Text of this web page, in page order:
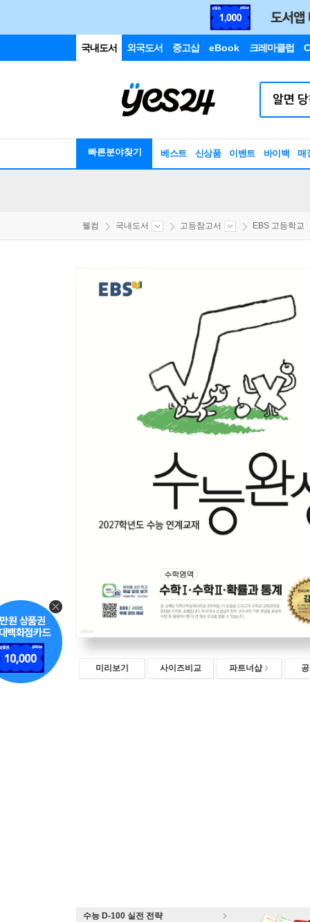
국내도서 외국도서 중고샵 eBook 크레마클럽
빠른분야찾기 베스트 신상품 이벤트 바이백 매
웰컴 국내도서 고등참고서 EBS 고등학교
미리보기 사이즈비교 파트너샵
수능 D-100 실전 전략